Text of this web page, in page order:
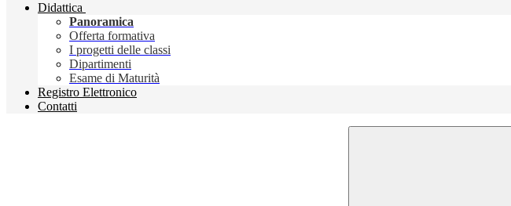
Didattica
Panoramica
Offerta formativa
I progetti delle classi
Dipartimenti
Esame di Maturità
Registro Elettronico
Contatti